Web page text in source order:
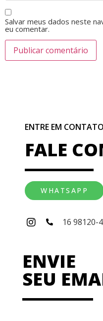
Salvar meus dados neste
eu comentar.
ENTRE EM
FALE
WHATSAPP
16 98120-
ENVIE
SEU